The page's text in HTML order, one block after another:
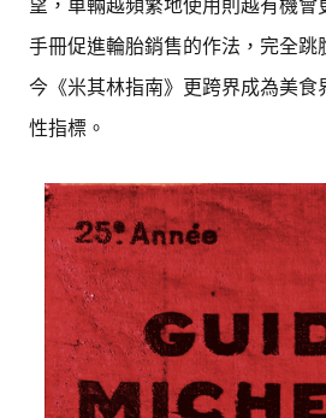
手冊促進輪胎銷售的作法，完全
今《米其林指南》更跨界成為美
性指標。